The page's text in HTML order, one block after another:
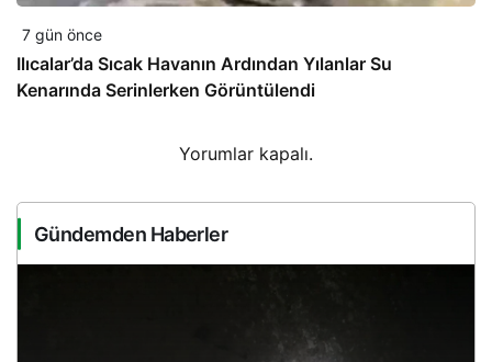
7 gün önce
Ilıcalar’da Sıcak Havanın Ardından Yılanlar Su
Kenarında Serinlerken Görüntülendi
Yorumlar kapalı.
Gündemden Haberler